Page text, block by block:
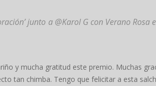
junto a @Karol G con Verano Rosa
y mucha gratitud este premio. Muchas
tan chimba. Tengo que felicitar a esta